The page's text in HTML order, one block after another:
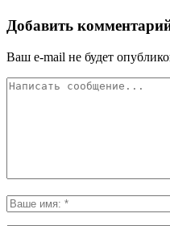
Добавить
Ваш e-mail не будет